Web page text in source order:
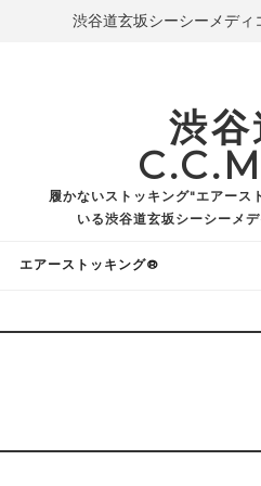
渋
履かないストッキング"エアース
いる渋谷道玄坂シーシーメ
エアーストッキング®
渋谷道玄坂シーシーメディ